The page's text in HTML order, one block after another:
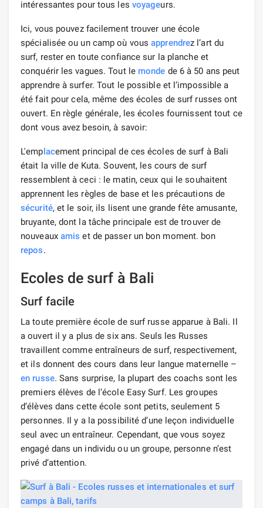
intéressantes pour tous les voyageurs.
Ici, vous pouvez facilement trouver une école
spécialisée ou un camp où vousapprendrez l’art du
surf, rester en toute confiance sur la planche et
conquérir les vagues. Tout le monde de 6 à 50 ans peut
apprendre à surfer. Tout le possible et l’impossible a
été fait pour cela, même des écoles de surf russes ont
ouvert. En règle générale, les écoles fournissent tout ce
dont vous avez besoin, à savoir:
L'emplacement principal de ces écoles de surf à Bali
était la ville de Kuta. Souvent, les cours de surf
ressemblent à ceci : le matin, ceux qui le souhaitent
apprennent les règles de base et les précautions de
sécurité, et le soir, ils lisent une grande fête amusante,
bruyante, dont la tâche principale est de trouver de
nouveaux amis et de passer un bon moment. bon
repos.
Ecoles de surf à Bali
Surf facile
La toute première école de surf russe apparue à Bali. Il
a ouvert il y a plus de six ans. Seuls les Russes
travaillent comme entraîneurs de surf, respectivement,
et ils donnent des cours dans leur langue maternelle –
en russe. Sans surprise, la plupart des coachs sont les
premiers élèves de l’école Easy Surf. Les groupes
d’élèves dans cette école sont petits, seulement 5
personnes. Il y a la possibilité d’une leçon individuelle
seul avec un entraîneur. Cependant, que vous soyez
engagé dans un individu ou un groupe, personne n’est
privé d’attention.